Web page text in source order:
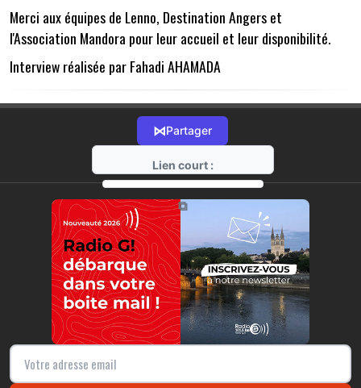
Merci aux équipes de Lenno, Destination Angers et
l'Association Mandora pour leur accueil et leur disponibilité.
Interview réalisée par Fahadi AHAMADA
⋈Partager
Lien court :
https://radio-g.fr?12201
⧉